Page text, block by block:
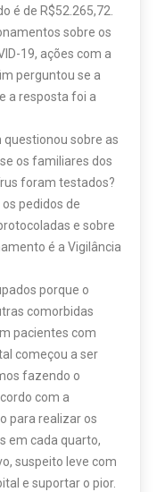
é de R$52.265,72.
sobre os
19, ações com a
perguntou se a
a resposta foi a
sobre as
os familiares dos
foram testados?
pedidos de
e sobre
é a Vigilância
porque o
comorbidas
pacientes com
começou a ser
fazendo o
com a
para realizar os
em cada quarto,
suspeito leve com
e suportar o pior.